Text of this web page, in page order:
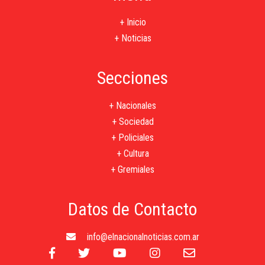
+ Inicio
+ Noticias
Secciones
+ Nacionales
+ Sociedad
+ Policiales
+ Cultura
+ Gremiales
Datos de Contacto
info@elnacionalnoticias.com.ar